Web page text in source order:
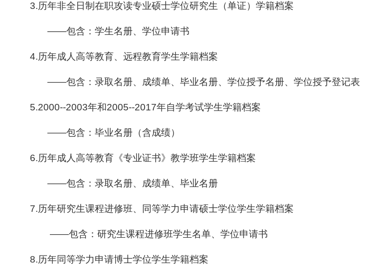
3.历年非全日制在职攻读专业硕士学位研究生（单证）学籍档案
——包含：学生名册、学位申请书
4.历年成人高等教育、远程教育学生学籍档案
——包含：录取名册、成绩单、毕业名册、学位授予名册、学位授予登记表
5.2000--2003年和2005--2017年自学考试学生学籍档案
——包含：毕业名册（含成绩）
6.历年成人高等教育《专业证书》教学班学生学籍档案
——包含：录取名册、成绩单、毕业名册
7.历年研究生课程进修班、同等学力申请硕士学位学生学籍档案
——包含：研究生课程进修班学生名单、学位申请书
8.历年同等学力申请博士学位学生学籍档案